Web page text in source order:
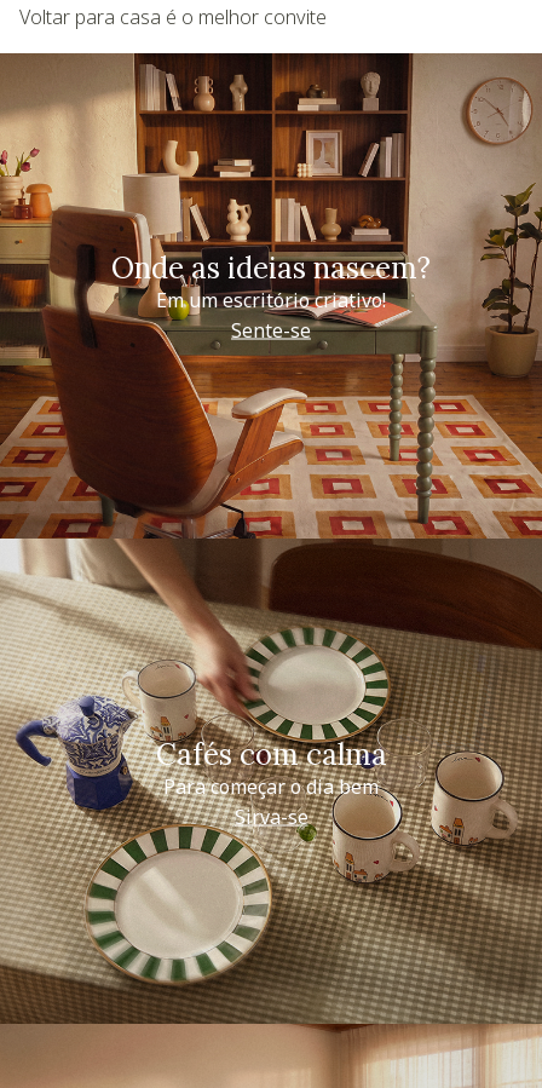
Voltar para casa é o melhor convite
Onde as ideias nascem?
Em um escritório criativo!
Sente-se
Cafés com calma
Para começar o dia bem
Sirva-se